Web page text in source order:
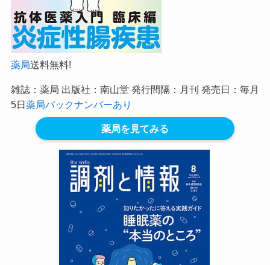
薬局送料無料!
雑誌：薬局 出版社：南山堂 発行間隔：月刊 発売日：毎月
5日薬局バックナンバーあり
薬局を見てみる